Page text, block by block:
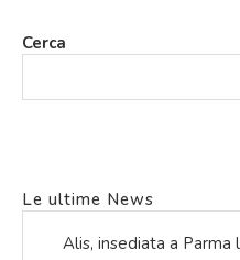
Cerca
Le ultime News
Alis, insediata a Parma